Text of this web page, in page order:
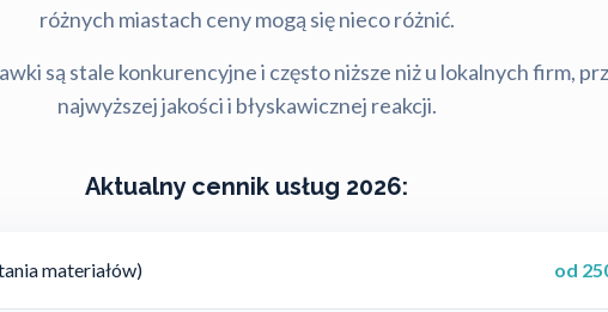
różnych miastach ceny mogą się nieco różnić.
są stale konkurencyjne i często niższe niż u lokalnych firm,
najwyższej jakości i błyskawicznej reakcji.
Aktualny cennik usług 2026:
materiałów) od